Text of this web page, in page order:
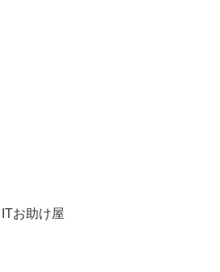
ITお助け屋